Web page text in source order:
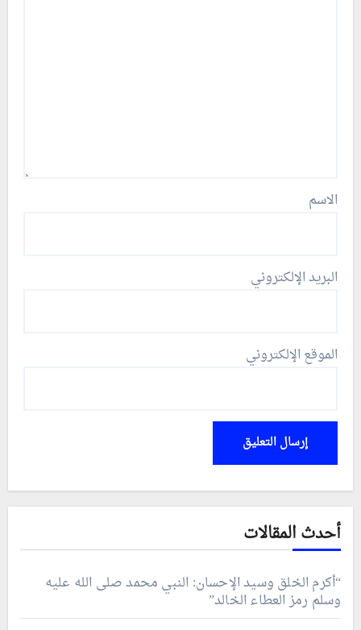
الاسم
البريد الإلكتروني
الموقع الإلكتروني
أحدث المقالات
“أكرم الخلق وسيد الإحسان: النبي محمد صلى الله عليه
وسلم رمز العطاء الخالد”